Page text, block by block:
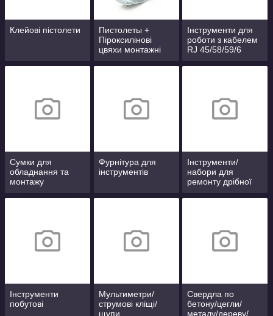
Клейові пістолети
Пистолеты +
Піроксилінові
цвяхи монтажні
Інструменти для
роботи з кабелем
RJ 45/58/59/6
Сумки для
обладнання та
монтажу
Фурнітура для
інструментів
Інструменти/
набори для
ремонту дрібної
Інструменти
побутові
Мультиметри/
струмові кліщі/
щупи
Свердла по
бетону/цегли/
металу/дереву/